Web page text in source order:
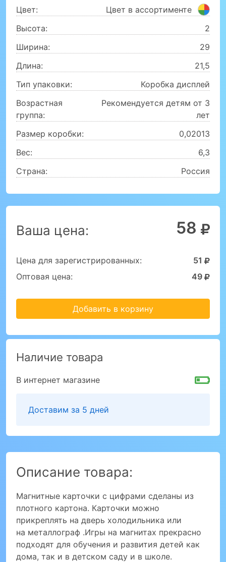
Цвет:
Цвет в ассортименте
Высота:
2
Ширина:
29
Длина:
21,5
Тип упаковки:
Коробка дисплей
Возрастная
группа:
Рекомендуется детям от 3
лет
Размер коробки:
0,02013
Вес:
6,3
Страна:
Россия
Ваша цена: 58
Цена для зарегистрированных:
51
Оптовая цена:
49
Добавить в корзину
Наличие товара
В интернет магазине
Доставим за 5 дней
Описание товара:
Магнитные карточки с цифрами сделаны из
плотного картона. Карточки можно
прикреплять на дверь холодильника или
на металлограф .Игры на магнитах прекрасно
подходят для обучения и развития детей как
дома, так и в детском саду и в школе.